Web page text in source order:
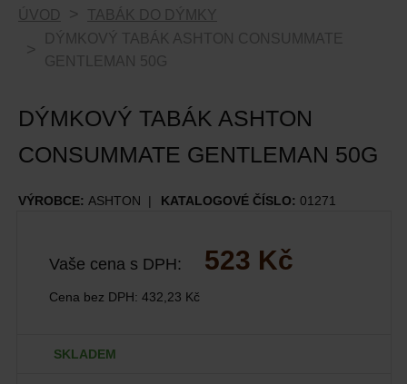
ÚVOD
TABÁK DO DÝMKY
DÝMKOVÝ TABÁK ASHTON CONSUMMATE
GENTLEMAN 50G
DÝMKOVÝ TABÁK ASHTON
CONSUMMATE GENTLEMAN 50G
VÝROBCE: ASHTON KATALOGOVÉ ČÍSLO: 01271
Vaše cena s DPH: 523 Kč
Cena bez DPH: 432,23 Kč
SKLADEM